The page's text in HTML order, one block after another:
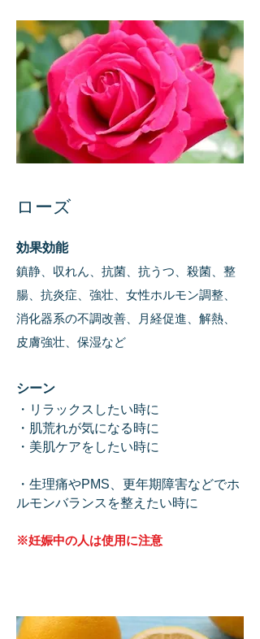
ローズ
効果効能
鎮静、収れん 、抗菌、抗うつ、殺菌、整
腸、抗炎症、強壮、女性ホルモン調整、
消化器系の不調改善、月経促進、解熱、
皮膚強壮、保湿など
​シーン
・リラックスしたい時に
・肌荒れが気になる時に
・美肌ケアをしたい時に
・生理痛やPMS、更年期障害などでホ
ルモンバランスを整えたい時に
​※妊娠中の人は使用に注意